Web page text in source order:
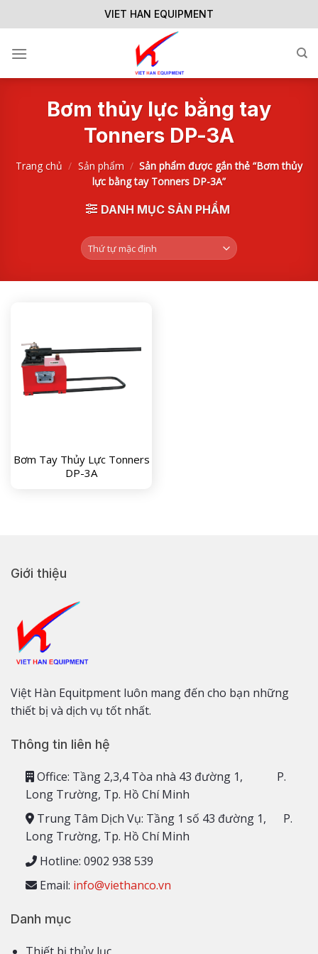
to
VIET HAN EQUIPMENT
Bơm thủy lực bằng tay
Tonners DP-3A
Trang chủ / Sản phẩm / Sản phẩm được gắn thẻ “Bơm thủy
lực bằng tay Tonners DP-3A”
DANH MỤC SẢN PHẨM
Bơm Tay Thủy Lực Tonners
DP-3A
Giới thiệu
Việt Hàn Equitpment luôn mang đến cho bạn những
thiết bị và dịch vụ tốt nhất.
Thông tin liên hệ
Office: Tầng 2,3,4 Tòa nhà 43 đường 1, P.
Long Trường, Tp. Hồ Chí Minh
Trung Tâm Dịch Vụ: Tầng 1 số 43 đường 1, P.
Long Trường, Tp. Hồ Chí Minh
Hotline: 0902 938 539
Email: info@viethanco.vn
Danh mục